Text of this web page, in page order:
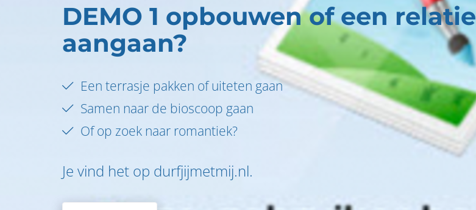
DEMO 1 opbouwen of een relatie
aangaan?
Een terrasje pakken of uiteten gaan
Samen naar de bioscoop gaan
Of op zoek naar romantiek?
Je vind het op durfjijmetmij.nl.